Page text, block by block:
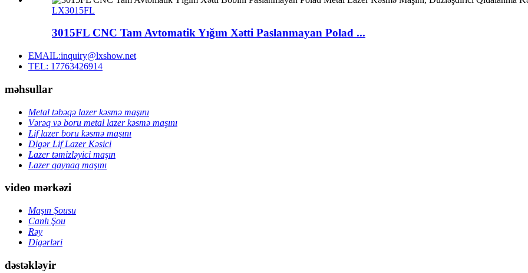
LX3015FL
3015FL CNC Tam Avtomatik Yığım Xətti Paslanmayan Polad ...
EMAIL:inquiry@lxshow.net
TEL: 17763426914
məhsullar
Metal təbəqə lazer kəsmə maşını
Vərəq və boru metal lazer kəsmə maşını
Lif lazer boru kəsmə maşını
Digər Lif Lazer Kəsici
Lazer təmizləyici maşın
Lazer qaynaq maşını
video mərkəzi
Maşın Şousu
Canlı Şou
Rəy
Digərləri
dəstəkləyir